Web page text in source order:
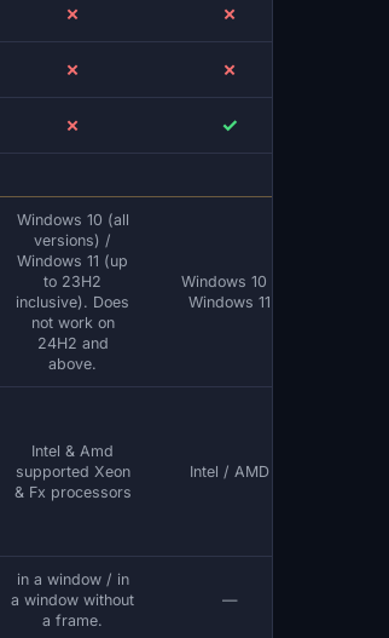
✗ ✗
✗ ✗
✗ ✓
Windows 10 (all
versions) /
Windows 11 (up
to 23H2
inclusive). Does
not work on
24H2 and
above.
Windows 10 /
Windows 11
Intel & Amd
supported Xeon
& Fx processors
Intel / AMD
in a window / in
a window without
a frame.
—